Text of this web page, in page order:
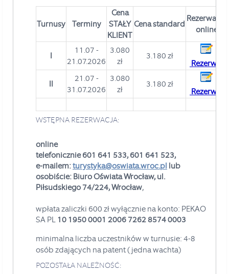
Turnusy Terminy
Cena
STAŁY
KLIENT
Cena standard
Rezerwacja
online
I
11.07 -
21.07.2026
3.080
zł
3.180 zł
Rezerwuj
II
21.07 -
31.07.2026
3.080
zł
3.180 zł
Rezerwuj
WSTĘPNA REZERWACJA:
online
telefonicznie 601 641 533, 601 641 523,
e-mailem:turystyka@oswiata.wroc.pl lub
osobiście: Biuro Oświata Wrocław, ul.
Piłsudskiego 74/224, Wrocław,
wpłata zaliczki 600 zł wyłącznie na konto: PEKAO
SA PL 10 1950 0001 2006 7262 8574 0003
minimalna liczba uczestników w turnusie: 4-8
osób zdających na patent (jedna wachta)
POZOSTAŁA NALEŻNOŚĆ: